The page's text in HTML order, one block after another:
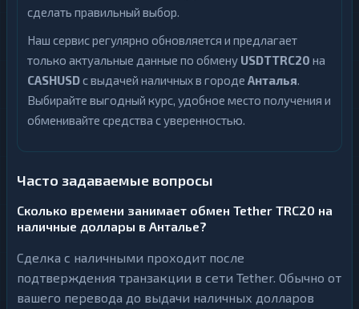
сделать правильный выбор.
Наш сервис регулярно обновляется и предлагает
только актуальные данные по обмену USDTTRC20 на
CASHUSDс выдачей наличных в городе Анталья.
Выбирайте выгодный курс, удобное место получения и
обменивайте средства с уверенностью.
Часто задаваемые вопросы
Сколько времени занимает обмен Tether TRC20 на
наличные доллары в Анталье?
Сделка с наличными проходит после
подтверждения транзакции в сети Tether. Обычно от
вашего перевода до выдачи наличных долларов